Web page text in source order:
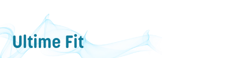
Ultime Fit